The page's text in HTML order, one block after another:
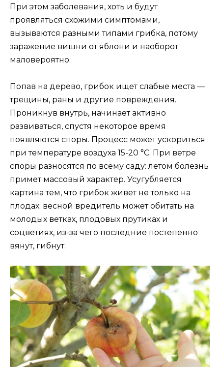
При этом заболевания, хоть и будут
проявляться схожими симптомами,
вызываются разными типами грибка, потому
заражение вишни от яблони и наоборот
маловероятно.
Попав на дерево, грибок ищет слабые места —
трещины, раны и другие повреждения.
Проникнув внутрь, начинает активно
развиваться, спустя некоторое время
появляются споры. Процесс может ускориться
при температуре воздуха 15-20 °C. При ветре
споры разносятся по всему саду: летом болезнь
примет массовый характер. Усугубляется
картина тем, что грибок живет не только на
плодах: весной вредитель может обитать на
молодых ветках, плодовых прутиках и
соцветиях, из-за чего последние постепенно
вянут, гибнут.